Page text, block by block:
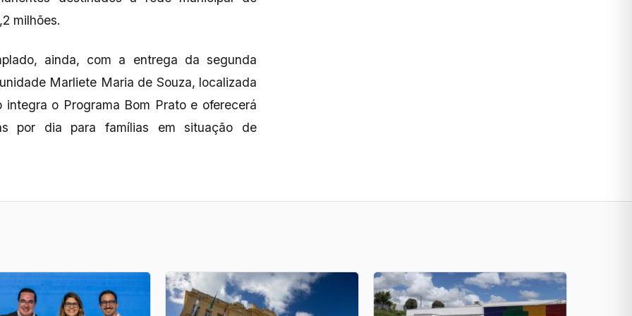
milhões.
ainda, com a entrega da segunda
Marliete Maria de Souza, localizada
o Programa Bom Prato e oferecerá
por dia para famílias em situação de